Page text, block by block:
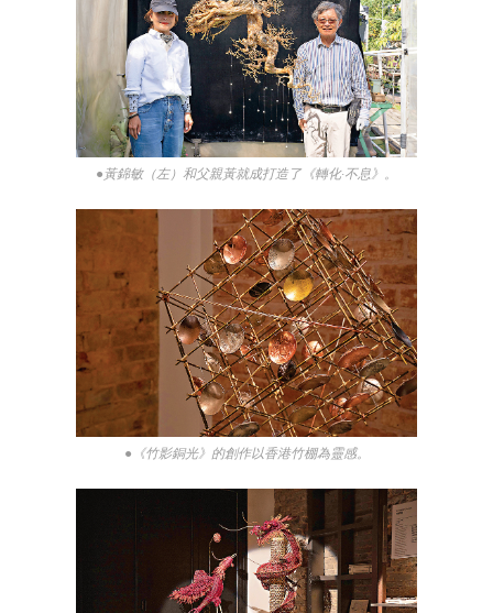
●黃錦敏（左）和父親黃就成打造了《轉化·不息》。
●《竹影銅光》的創作以香港竹棚為靈感。